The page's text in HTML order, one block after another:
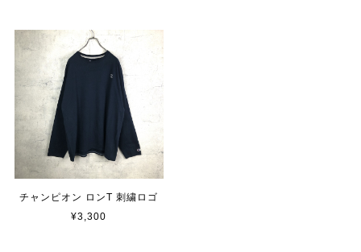
チャンピオン ロンT 刺繍ロゴ
¥3,300